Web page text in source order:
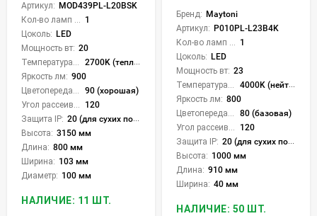
Артикул: MOD439PL-L20BSK
Кол-во ламп или LED: 1
Цоколь: LED
Мощность вт: 20
Температура света:
2700K (теплый), 3000K (теплый), 4000K (нейтральный), CCT механическое переключение
Яркость лм: 900
Цветопередача (CRI):
90 (хорошая)
Угол рассеивания света °:
120
Защита IP: 20 (для сухих пом.)
Высота: 3150 мм
Длина: 800 мм
Ширина: 103 мм
Диаметр: 100 мм
НАЛИЧИЕ: 11 ШТ.
Бренд: Maytoni
Артикул: P010PL-L23B4K
Кол-во ламп или LED: 1
Цоколь: LED
Мощность вт: 23
Температура света:
4000K (нейтральный)
Яркость лм: 800
Цветопередача (CRI):
80 (базовая)
Угол рассеивания света °:
120
Защита IP: 20 (для сухих пом.)
Высота: 1000 мм
Длина: 910 мм
Ширина: 40 мм
НАЛИЧИЕ: 50 ШТ.